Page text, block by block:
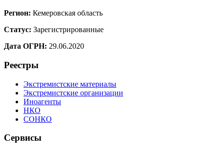
Регион: Кемеровская область
Статус: Зарегистрированные
Дата ОГРН: 29.06.2020
Реестры
Экстремистские материалы
Экстремистские организации
Иноагенты
НКО
СОНКО
Сервисы